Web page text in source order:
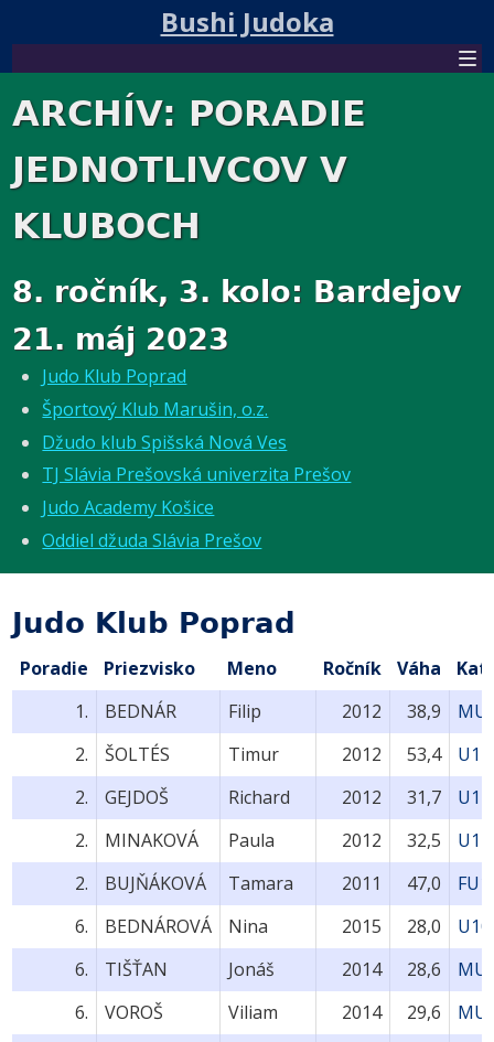
Bushi Judoka
ARCHÍV: PORADIE
JEDNOTLIVCOV V
KLUBOCH
8. ročník, 3. kolo: Bardejov
21. máj 2023
Judo Klub Poprad
Športový Klub Marušin, o.z.
Džudo klub Spišská Nová Ves
TJ Slávia Prešovská univerzita Prešov
Judo Academy Košice
Oddiel džuda Slávia Prešov
Judo Klub Poprad
Poradie Priezvisko Meno Ročník Váha
1.
BEDNÁR Filip 2012 38,9
2.
ŠOLTÉS Timur 2012 53,4
2.
GEJDOŠ Richard 2012 31,7
2.
MINAKOVÁ Paula 2012 32,5
2.
BUJŇÁKOVÁ Tamara 2011 47,0
6.
BEDNÁROVÁ Nina 2015 28,0
6.
TIŠŤAN Jonáš 2014 28,6
6.
VOROŠ Viliam 2014 29,6